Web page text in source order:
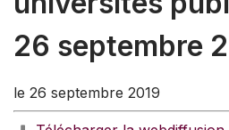
26 septembre
le 26 septembre 2019